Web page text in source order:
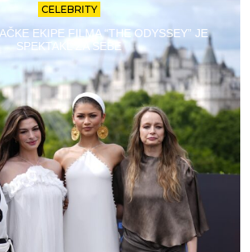
CELEBRITY
EKIPE FILMA “THE ODYSSEY” JE
SPEKTAKL ZA SEBE